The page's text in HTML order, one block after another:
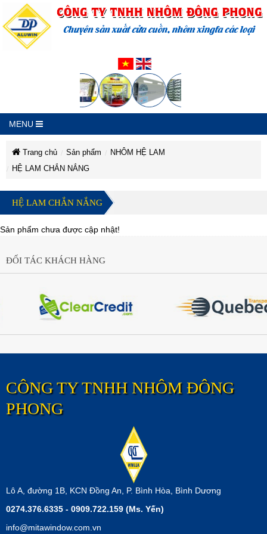
MENU
Trang chủ Sản phẩm
NHÔM HỆ LAM
HỆ LAM CHẮN NẮNG
CÔNG
TY
NHÔM
ĐÔNG
PHONG
CÔNG
TY
TNHH
NHÔM
ĐÔNG
PHONG
CÔNG
TY
TNHH
NHÔM
ĐÔNG
PHONG
CÔNG
TY
TNHH
NHÔM
ĐÔNG
CÔNG
TNHH
NHÔM
ĐÔNG
PHONG
TNHH
PHONG
HỆ LAM CHẮN NẮNG
Sản phẩm chưa được cập nhật!
ĐỐI TÁC KHÁCH HÀNG
CÔNG TY TNHH NHÔM ĐÔNG
PHONG
Lô A, đường 1B, KCN Đồng An, P. Bình Hòa, Bình Dương
0274.376.6335 - 0909.722.159 (Ms. Yến)
info@mitawindow.com.vn